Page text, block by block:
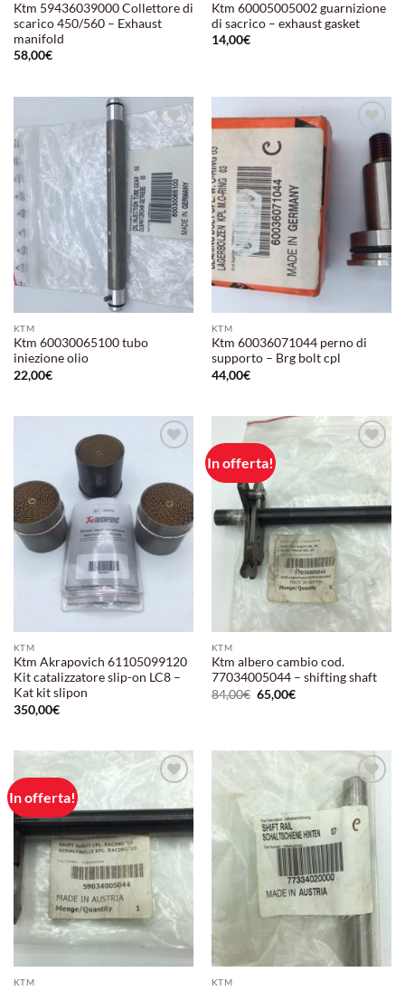
Ktm 59436039000 Collettore di
scarico 450/560 – Exhaust
manifold
58,00€
Ktm 60005005002 guarnizione
di sacrico – exhaust gasket
14,00€
Aggiungi
desideri
KTM
Ktm 60030065100 tubo
iniezione olio
22,00€
Aggiungi
alla lista
dei
KTM
Ktm 60036071044 perno di
supporto – Brg bolt cpl
44,00€
dei
desideri
KTM
Ktm Akrapovich 61105099120
Kit catalizzatore slip-on LC8 –
Kat kit slipon
350,00€
In offerta!
Aggiungi
alla lista
desideri
KTM
Ktm albero cambio cod.
77034005044 – shifting shaft
84,00€ Il
prezzo
65,00€Il
In offerta!
alla lista
dei
desideri
KTM
Aggiungi
alla lista
dei
desideri
KTM